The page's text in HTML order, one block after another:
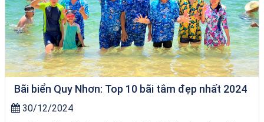
Bãi biển Quy Nhơn: Top 10 bãi tắm đẹp nhất 2024
30/12/2024